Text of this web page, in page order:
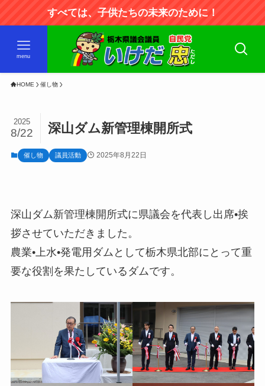
すべては、子供たちの未来のために！
menu
HOME 催し物
深山ダム新管理棟開所式
2025
8/22
催し物 議員活動 2025年8月22日
深山ダム新管理棟開所式に県議会を代表し出席•挨
拶させていただきました。
農業•上水•発電用ダムとして栃木県北部にとって重
要な役割を果たしているダムです。